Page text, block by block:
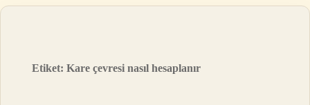
Etiket:Kare çevresi nasıl hesaplanır